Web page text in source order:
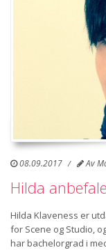
08.09.2017 Av
Hilda
Hilda Klaveness er
for Scene og Studio,
har bachelorgrad i